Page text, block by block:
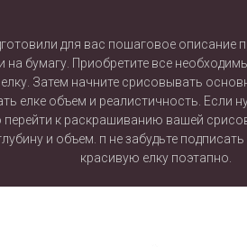
для вас пошаговое описание
бумагу. Приобретите все
Затем начните срисовывать
елке объем и реалистичность.
к раскрашиванию вашей
и объем. п не забудьте
красивую елку поэтапно.